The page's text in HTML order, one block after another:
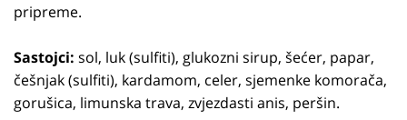
pripreme.
Sastojci: sol, luk (sulfiti), glukozni sirup, šećer, papar,
češnjak (sulfiti), kardamom, celer, sjemenke komorača,
gorušica, limunska trava, zvjezdasti anis, peršin.